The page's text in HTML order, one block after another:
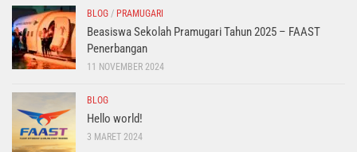
BLOG / PRAMUGARI
Beasiswa Sekolah Pramugari Tahun 2025 – FAAST
Penerbangan
11 NOVEMBER 2024
BLOG
Hello world!
3 MARET 2024